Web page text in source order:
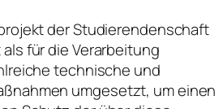
der Studierendenschaft
als für die Verarbeitung
technische und
umgesetzt, um einen